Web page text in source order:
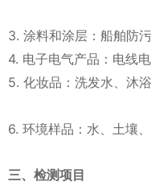
3. 涂料和涂层：船舶防
4. 电子电气产品：电线
5. 化妆品：洗发水、沐
6. 环境样品：水、土壤
三、检测项目